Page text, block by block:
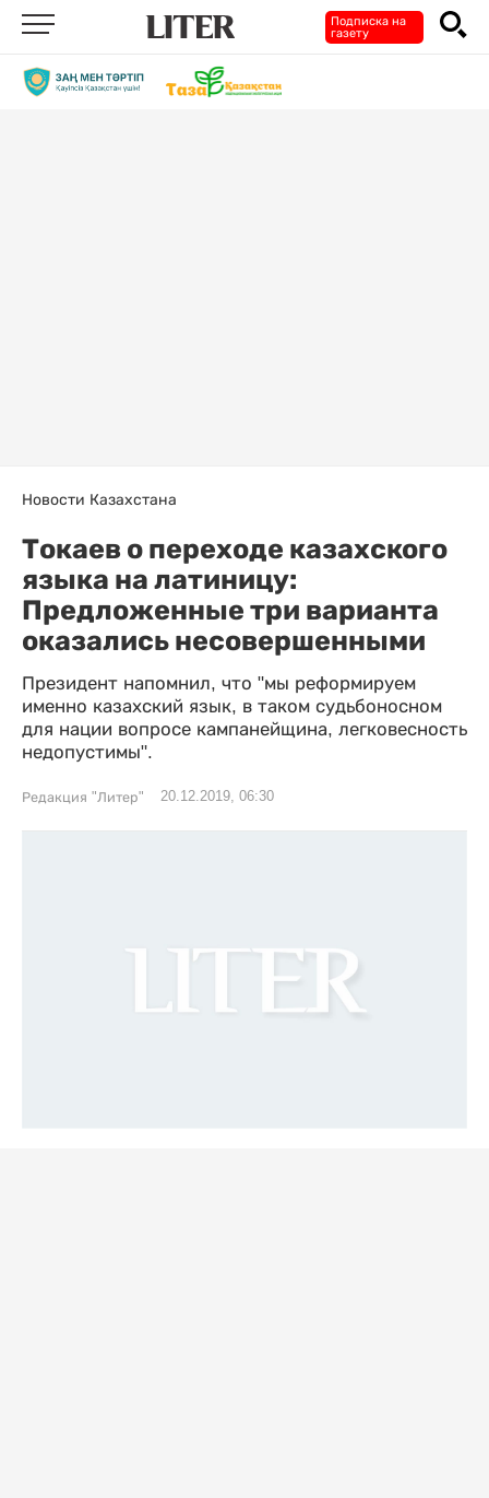
Подписка на
газету
Новости Казахстана
Токаев о переходе казахского
языка на латиницу:
Предложенные три варианта
оказались несовершенными
Президент напомнил, что "мы реформируем
именно казахский язык, в таком судьбоносном
для нации вопросе кампанейщина, легковесность
недопустимы".
Редакция "Литер" 20.12.2019, 06:30